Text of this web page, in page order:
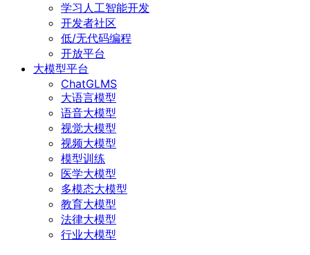
学习人工智能开发
开发者社区
低/无代码编程
开放平台
大模型平台
ChatGLMS
大语言模型
语音大模型
视觉大模型
视频大模型
模型训练
医学大模型
多模态大模型
教育大模型
法律大模型
行业大模型